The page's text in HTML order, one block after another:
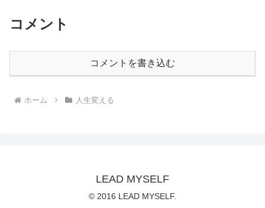
コメント
コメントを書き込む
ホーム 人生変える
LEAD MYSELF
© 2016 LEAD MYSELF.